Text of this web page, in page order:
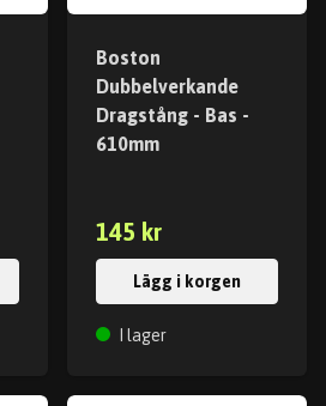
Boston
Dubbelverkande
Dragstång - Bas -
610mm
145 kr
Lägg i korgen
I lager